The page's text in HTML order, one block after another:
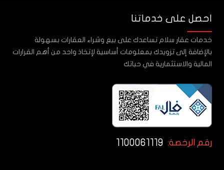
احصل على خدماتنا
خدمات عقار سلام تساعدك على بيع وشراء العقارات بسهولة
بالإضافة إلى تزويدك بمعلومات أساسية لإتخاذ واحد من أهم القرارات
المالية والاستثمارية في حياتك
رقم الرخصة: 1100061119